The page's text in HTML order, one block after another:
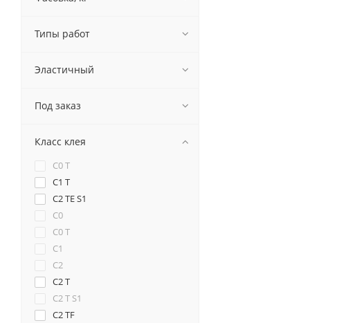
Типы работ
Эластичный
Под заказ
Класс клея
C0 T
C1 T
C2 TE S1
С0
С0 Т
С1
С2
С2 Т
С2 Т S1
С2 ТF